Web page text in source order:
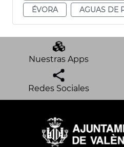
ÉVORA
AGUAS DE
Nuestras Apps
Redes Sociales